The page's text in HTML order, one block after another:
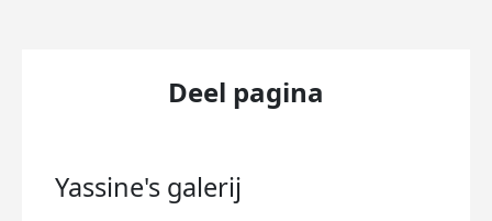
Deel pagina
Yassine's galerij